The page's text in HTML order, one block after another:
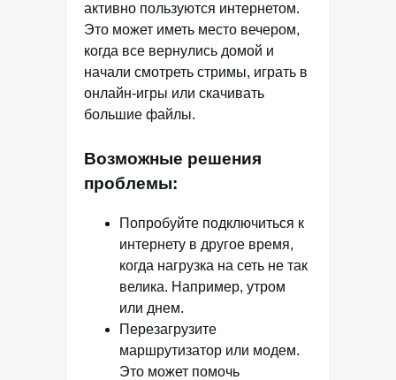
активно пользуются интернетом.
Это может иметь место вечером,
когда все вернулись домой и
начали смотреть стримы, играть в
онлайн-игры или скачивать
большие файлы.
Возможные решения
проблемы:
Попробуйте подключиться к
интернету в другое время,
когда нагрузка на сеть не так
велика. Например, утром
или днем.
Перезагрузите
маршрутизатор или модем.
Это может помочь